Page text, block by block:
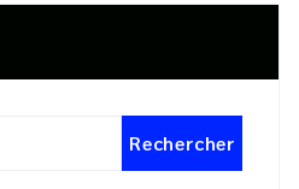
Rechercher